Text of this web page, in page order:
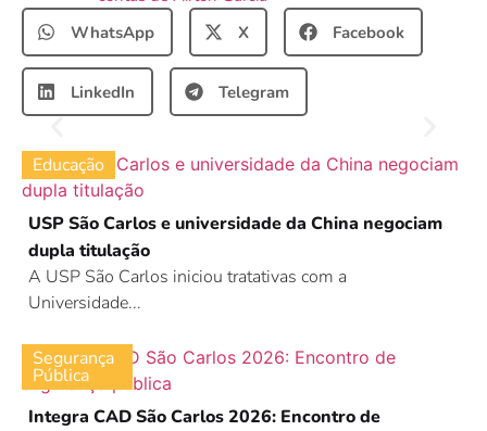
WhatsApp
X Facebook
LinkedIn Telegram
Educação
USP São Carlos e universidade da China negociam
dupla titulação
A USP São Carlos iniciou tratativas com a
Universidade...
Segurança
Pública
Integra CAD São Carlos 2026: Encontro de